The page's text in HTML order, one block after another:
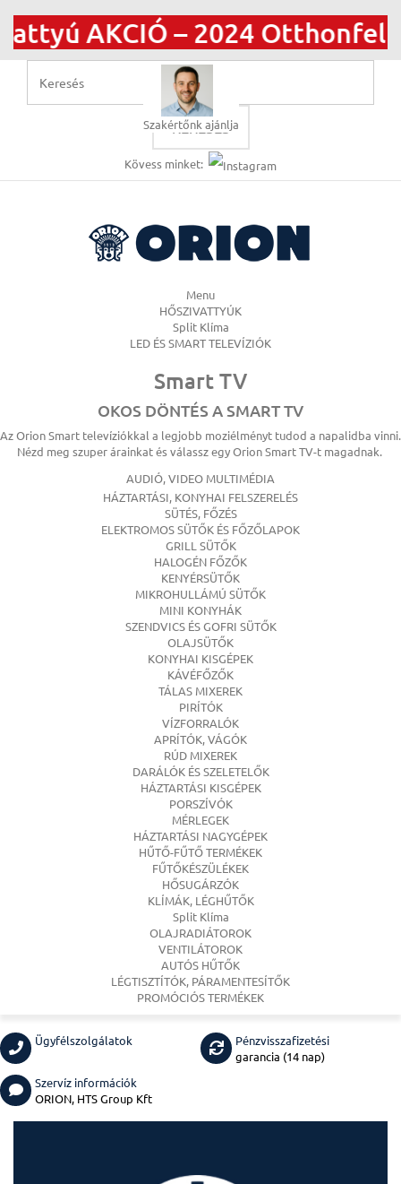
– 2024 Otthonfelújítási
KERESÉS
Szakértőnk ajánlja
Kövess minket:
Menu
HŐSZIVATTYÚK
Split Klíma
LED ÉS SMART TELEVÍZIÓK
Smart TV
OKOS DÖNTÉS A SMART TV
Az Orion Smart televíziókkal a legjobb moziélményt tudod a napalidba vinni.
Nézd meg szuper árainkat és válassz egy Orion Smart TV-t magadnak.
AUDIÓ, VIDEO MULTIMÉDIA
HÁZTARTÁSI, KONYHAI FELSZERELÉS
SÜTÉS, FŐZÉS
ELEKTROMOS SÜTŐK ÉS FŐZŐLAPOK
GRILL SÜTŐK
HALOGÉN FŐZŐK
KENYÉRSÜTŐK
MIKROHULLÁMÚ SÜTŐK
MINI KONYHÁK
SZENDVICS ÉS GOFRI SÜTŐK
OLAJSÜTŐK
KONYHAI KISGÉPEK
KÁVÉFŐZŐK
TÁLAS MIXEREK
PIRÍTÓK
VÍZFORRALÓK
APRÍTÓK, VÁGÓK
RÚD MIXEREK
DARÁLÓK ÉS SZELETELŐK
HÁZTARTÁSI KISGÉPEK
PORSZÍVÓK
MÉRLEGEK
HÁZTARTÁSI NAGYGÉPEK
HŰTŐ-FŰTŐ TERMÉKEK
FŰTŐKÉSZÜLÉKEK
HŐSUGÁRZÓK
KLÍMÁK, LÉGHŰTŐK
Split Klíma
OLAJRADIÁTOROK
VENTILÁTOROK
AUTÓS HŰTŐK
LÉGTISZTÍTÓK, PÁRAMENTESÍTŐK
PROMÓCIÓS TERMÉKEK
Ügyfélszolgálatok
Pénzvisszafizetési
garancia (14 nap)
Szervíz információk
ORION, HTS Group Kft